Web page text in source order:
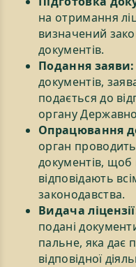
на отримання
визначений
документів.
Подання заяви:
документів,
подається до
органу
Опрацювання
орган
документів,
відповідають
законодавства.
Видача
подані
пальне, яка дає
відповідної